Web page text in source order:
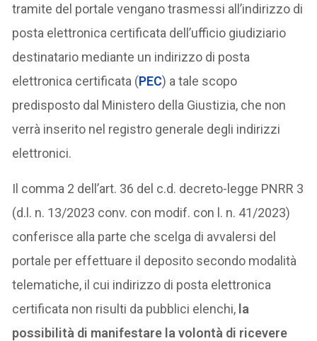
tramite del portale vengano trasmessi all’indirizzo di
posta elettronica certificata dell’ufficio giudiziario
destinatario mediante un indirizzo di posta
elettronica certificata (PEC) a tale scopo
predisposto dal Ministero della Giustizia, che non
verrà inserito nel registro generale degli indirizzi
elettronici.
Il comma 2 dell’art. 36 del c.d. decreto-legge PNRR 3
(d.l. n. 13/2023 conv. con modif. con l. n. 41/2023)
conferisce alla parte che scelga di avvalersi del
portale per effettuare il deposito secondo modalità
telematiche, il cui indirizzo di posta elettronica
certificata non risulti da pubblici elenchi, la
possibilità di manifestare la volontà di ricevere